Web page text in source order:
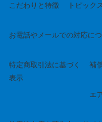
こだわりと特徴 トピックス
お電話やメールでの対応に
特定商取引法に基づく
表示
補
エ